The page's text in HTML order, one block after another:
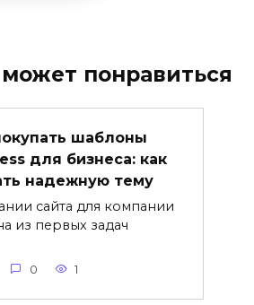
понравиться
шаблоны
для бизнеса: как
надежную тему
сайта для компании
из первых задач
0 1